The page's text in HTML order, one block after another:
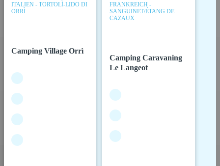
ITALIEN - TORTOLÌ-LIDO DI
ORRÌ
Camping Village Orrì
FRANKREICH -
SANGUINET/ÉTANG DE
CAZAUX
Camping Caravaning
Le Langeot